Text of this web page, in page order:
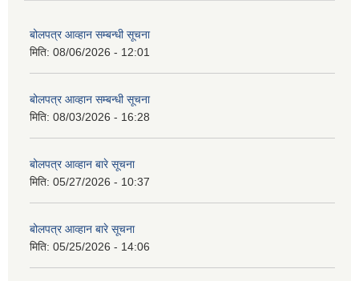
बोलपत्र आव्हान सम्बन्धी सूचना
मिति: 08/06/2026 - 12:01
बोलपत्र आव्हान सम्बन्धी सूचना
मिति: 08/03/2026 - 16:28
बोलपत्र आव्हान बारे सूचना
मिति: 05/27/2026 - 10:37
बोलपत्र आव्हान बारे सूचना
मिति: 05/25/2026 - 14:06